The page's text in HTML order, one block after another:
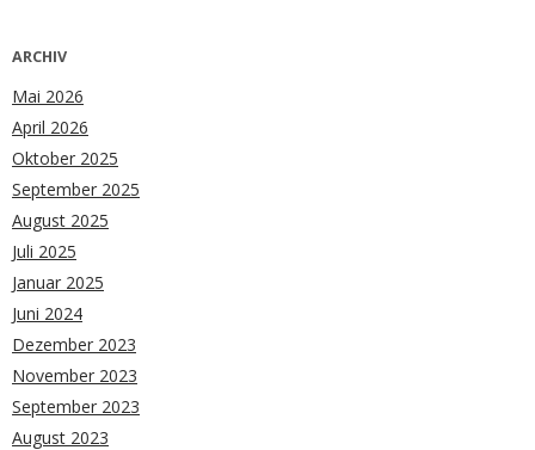
ARCHIV
Mai 2026
April 2026
Oktober 2025
September 2025
August 2025
Juli 2025
Januar 2025
Juni 2024
Dezember 2023
November 2023
September 2023
August 2023